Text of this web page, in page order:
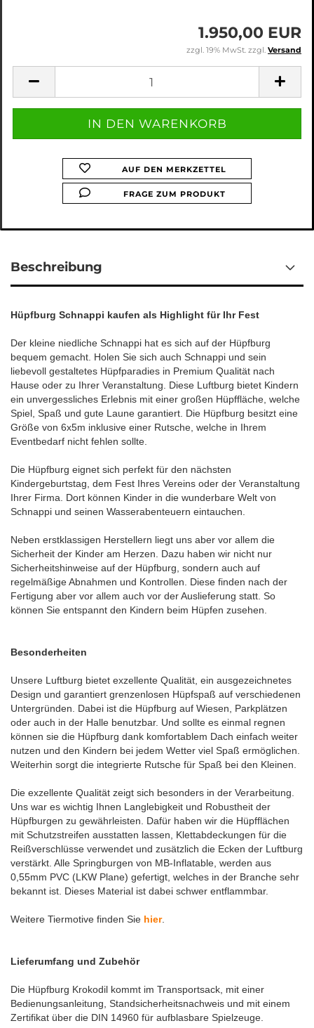
1.950,00 EUR
zzgl. 19% MwSt. zzgl. Versand
AUF DEN MERKZETTEL
FRAGE ZUM PRODUKT
Beschreibung
Hüpfburg Schnappi kaufen als Highlight für Ihr Fest
Der kleine niedliche Schnappi hat es sich auf der Hüpfburg
bequem gemacht. Holen Sie sich auch Schnappi und sein
liebevoll gestaltetes Hüpfparadies in Premium Qualität nach
Hause oder zu Ihrer Veranstaltung. Diese Luftburg bietet Kindern
ein unvergessliches Erlebnis mit einer großen Hüpffläche, welche
Spiel, Spaß und gute Laune garantiert. Die Hüpfburg besitzt eine
Größe von 6x5m inklusive einer Rutsche, welche in Ihrem
Eventbedarf nicht fehlen sollte.
Die Hüpfburg eignet sich perfekt für den nächsten
Kindergeburtstag, dem Fest Ihres Vereins oder der Veranstaltung
Ihrer Firma. Dort können Kinder in die wunderbare Welt von
Schnappi und seinen Wasserabenteuern eintauchen.
Neben erstklassigen Herstellern liegt uns aber vor allem die
Sicherheit der Kinder am Herzen. Dazu haben wir nicht nur
Sicherheitshinweise auf der Hüpfburg, sondern auch auf
regelmäßige Abnahmen und Kontrollen. Diese finden nach der
Fertigung aber vor allem auch vor der Auslieferung statt. So
können Sie entspannt den Kindern beim Hüpfen zusehen.
Besonderheiten
Unsere Luftburg bietet exzellente Qualität, ein ausgezeichnetes
Design und garantiert grenzenlosen Hüpfspaß auf verschiedenen
Untergründen. Dabei ist die Hüpfburg auf Wiesen, Parkplätzen
oder auch in der Halle benutzbar. Und sollte es einmal regnen
können sie die Hüpfburg dank komfortablem Dach einfach weiter
nutzen und den Kindern bei jedem Wetter viel Spaß ermöglichen.
Weiterhin sorgt die integrierte Rutsche für Spaß bei den Kleinen.
Die exzellente Qualität zeigt sich besonders in der Verarbeitung.
Uns war es wichtig Ihnen Langlebigkeit und Robustheit der
Hüpfburgen zu gewährleisten. Dafür haben wir die Hüpfflächen
mit Schutzstreifen ausstatten lassen, Klettabdeckungen für die
Reißverschlüsse verwendet und zusätzlich die Ecken der Luftburg
verstärkt. Alle Springburgen von MB-Inflatable, werden aus
0,55mm PVC (LKW Plane) gefertigt, welches in der Branche sehr
bekannt ist. Dieses Material ist dabei schwer entflammbar.
Weitere Tiermotive finden Sie hier.
Lieferumfang und Zubehör
Die Hüpfburg Krokodil kommt im Transportsack, mit einer
Bedienungsanleitung, Standsicherheitsnachweis und mit einem
Zertifikat über die DIN 14960 für aufblasbare Spielzeuge.